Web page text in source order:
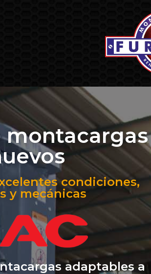
montacargas
condiciones,
y mecánicas
adaptables a